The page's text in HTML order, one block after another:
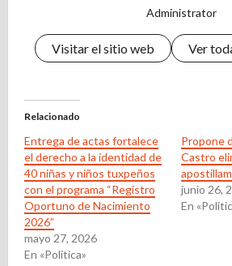
Administrator
Visitar el sitio web Ver
Relacionado
Entrega de actas fortalece
el derecho a la identidad de
40 niñas y niños tuxpeños
con el programa “Registro
Oportuno de Nacimiento
2026”
mayo 27, 2026
En «Politica»
Propone
Castro
junio 26,
En